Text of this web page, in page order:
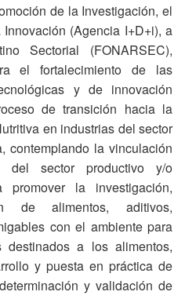
de la Investigación, el
(Agencia I+D+i), a
Sectorial (FONARSEC),
el fortalecimiento de las
y de innovación
de transición hacia la
en industrias del sector
contemplando la vinculación
del sector productivo y/o
promover la investigación,
de alimentos, aditivos,
con el ambiente para
a los alimentos,
y puesta en práctica de
y validación de